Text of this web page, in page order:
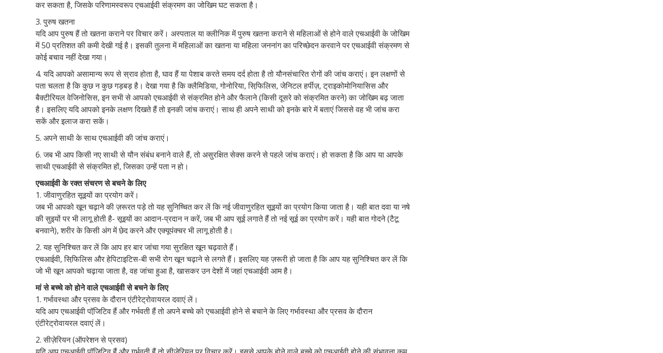
कर सकता है, जिसके परिणामस्वरूप एचआईवी संक्रमण का जोखिम घट सकता है।
3. पुरुष खतना
यदि आप पुरुष हैं तो खतना कराने पर विचार करें। अस्पताल या क्लीनिक में पुरुष खतना कराने से महिलाओं से होने वाले एचआईवी के जोखिम
में 50 प्रतिशत की कमी देखी गई है। इसकी तुलना में महिलाओं का खतना या महिला जननांग का परिच्छेदन करवाने पर एचआईवी संक्रमण से
कोई बचाव नहीं देखा गया।
4. यदि आपको असामान्य रूप से स्राव होता है, घाव हैं या पेशाब करते समय दर्द होता है तो यौनसंचारित रोगों की जांच कराएं। इन लक्षणों से
पता चलता है कि कुछ न कुछ गड़बड़ है। देखा गया है कि क्लैमिडिया, गोनोरिया, सिफि़लिस, जेनिटल हर्पीज़, ट्राइकोमोनियासिस और
बैक्टीरियल वेजिनोसिस, इन सभी से आपको एचआईवी से संक्रमित होने और फैलाने (किसी दूसरे को संक्रमित करने) का जोखिम बढ़ जाता
है। इसलिए यदि आपको इनके लक्षण दिखते हैं तो इनकी जांच कराएं। साथ ही अपने साथी को इनके बारे में बताएं जिससे वह भी जांच करा
सकें और इलाज करा सकें।
5. अपने साथी के साथ एचआईवी की जांच कराएं।
6. जब भी आप किसी नए साथी से यौन संबंध बनाने वाले हैं, तो असुरक्षित सेक्स करने से पहले जांच कराएं। हो सकता है कि आप या आपके
साथी एचआईवी से संक्रमित हों, जिसका उन्हें पता न हो।
एचआईवी के रक्त संचरण से बचने के लिए
1. जीवाणुरहित सूइयों का प्रयोग करें।
जब भी आपको खून चढ़ाने की ज़रूरत पड़े तो यह सुनिष्चित कर लें कि नई जीवाणुरहित सूइयों का प्रयोग किया जाता है। यही बात दवा या नषे
की सुइयों पर भी लागू होती है- सूइयों का आदान-प्रदान न करें, जब भी आप सूई लगाते हैं तो नई सूई का प्रयोग करें। यही बात गोदने (टैटू
बनवाने), शरीर के किसी अंग में छेद करने और एक्यूपंक्चर भी लागू होती है।
2. यह सुनिश्चित कर लें कि आप हर बार जांचा गया सुरक्षित खून चढ़वाते हैं।
एचआईवी, सिफि़लिस और हेपिटाइटिस-बी सभी रोग खून चढ़ाने से लगते हैं। इसलिए यह ज़रूरी हो जाता है कि आप यह सुनिश्चित कर लें कि
जो भी खून आपको चढ़ाया जाता है, वह जांचा हुआ है, खासकर उन देशों में जहां एचआईवी आम है।
मां से बच्चे को होने वाले एचआईवी से बचने के लिए
1. गर्भावस्था और प्रसव के दौरान एंटीरेट्रोवायरल दवाएं लें।
यदि आप एचआईवी पॉजि़टिव हैं और गर्भवती हैं तो अपने बच्चे को एचआईवी होने से बचाने के लिए गर्भावस्था और प्रसव के दौरान
एंटीरेट्रोवायरल दवाएं लें।
2. सीज़ेरियन (ऑपरेशन से प्रसव)